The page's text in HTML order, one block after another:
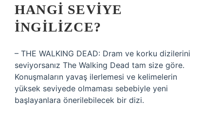
HANGI SEVIYE
İNGILIZCE?
– THE WALKING DEAD: Dram ve korku dizilerini
seviyorsanız The Walking Dead tam size göre.
Konuşmaların yavaş ilerlemesi ve kelimelerin
yüksek seviyede olmaması sebebiyle yeni
başlayanlara önerilebilecek bir dizi.